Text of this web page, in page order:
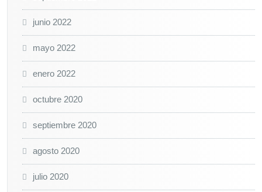
junio 2022
mayo 2022
enero 2022
octubre 2020
septiembre 2020
agosto 2020
julio 2020